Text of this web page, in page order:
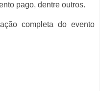
pago, dentre outros.
completa do evento